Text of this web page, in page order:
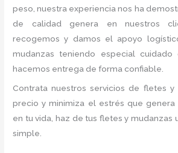
peso, nuestra experiencia nos ha
de calidad genera en nuestros
recogemos y damos el apoyo
mudanzas teniendo especial
hacemos entrega de forma confiable.
Contrata nuestros servicios de fletes y
precio y minimiza el estrés que
en tu vida, haz de tus fletes y mudanzas
simple.